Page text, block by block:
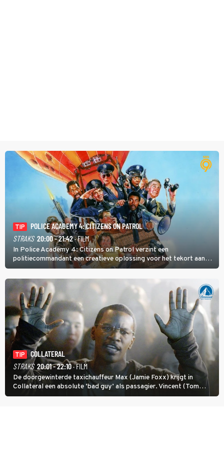
TIP
POLICE ACADEMY 4: CITIZENS ON PATROL
STRAKS 20:00 - 21:42· FILM
In Police Academy 4: Citizens on Patrol verzint een
politiecommandant een creatieve oplossing voor het tekort aan
agenten.
TIP
COLLATERAL
STRAKS 20:01 - 22:10· FILM
De doorgewinterde taxichauffeur Max (Jamie Foxx) krijgt in
Collateral een absolute ‘bad guy’ als passagier. Vincent (Tom
Cruise) heeft hem nodig om hem de stad door te loodsen om een